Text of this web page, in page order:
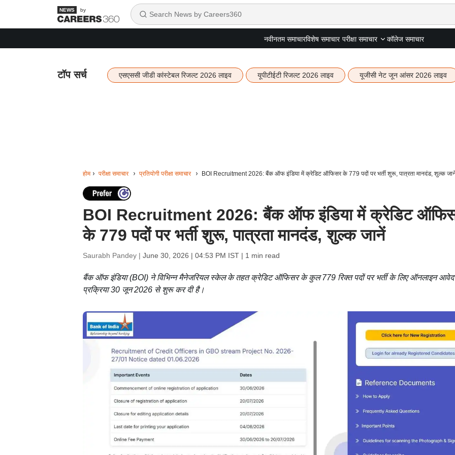
by
नवीनतम समाचारविशेष समाचार परीक्षा समाचार कॉलेज समाचार
टॉप सर्च एसएससी जीडी कांस्टेबल रिजल्ट 2026 लाइव यूपीटीईटी रिजल्ट 2026 लाइव यूजीसी नेट जून आंसर 2026 लाइव
होम परीक्षा समाचार प्रतियोगी परीक्षा समाचार BOI Recruitment 2026: बैंक ऑफ इंडिया में क्रेडिट ऑफिसर के 779 पदों पर भर्ती शुरू, पात्रता मानदंड, शुल्क
BOI Recruitment 2026: बैंक ऑफ इंडिया में क्रेडिट
के 779 पदों पर भर्ती शुरू, पात्रता मानदंड, शुल्क जानें
Saurabh Pandey | June 30, 2026 | 04:53 PM IST| 1 min read
बैंक ऑफ इंडिया (BOI) ने विभिन्न मैनेजरियल स्केल के तहत क्रेडिट ऑफिसर के कुल 779 रिक्त पदों पर भर्ती के लिए ऑनलाइन
प्रक्रिया 30 जून 2026 से शुरू कर दी है।